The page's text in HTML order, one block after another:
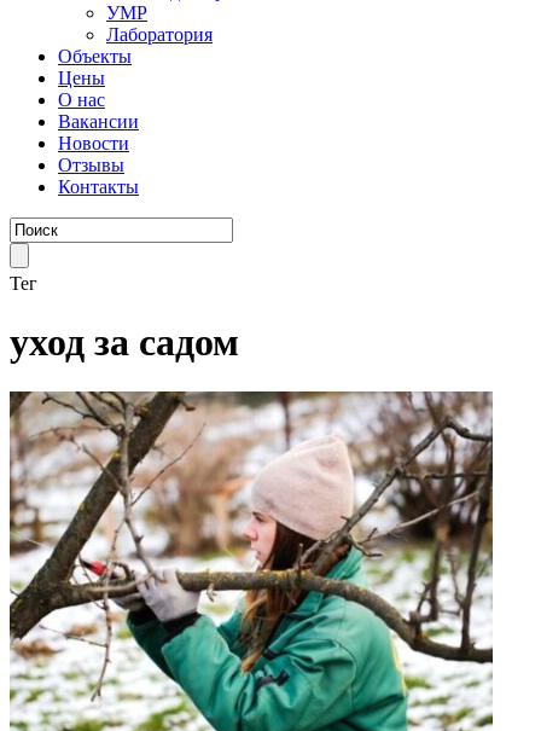
УМР
Лаборатория
Объекты
Цены
О нас
Вакансии
Новости
Отзывы
Контакты
Тег
уход за садом